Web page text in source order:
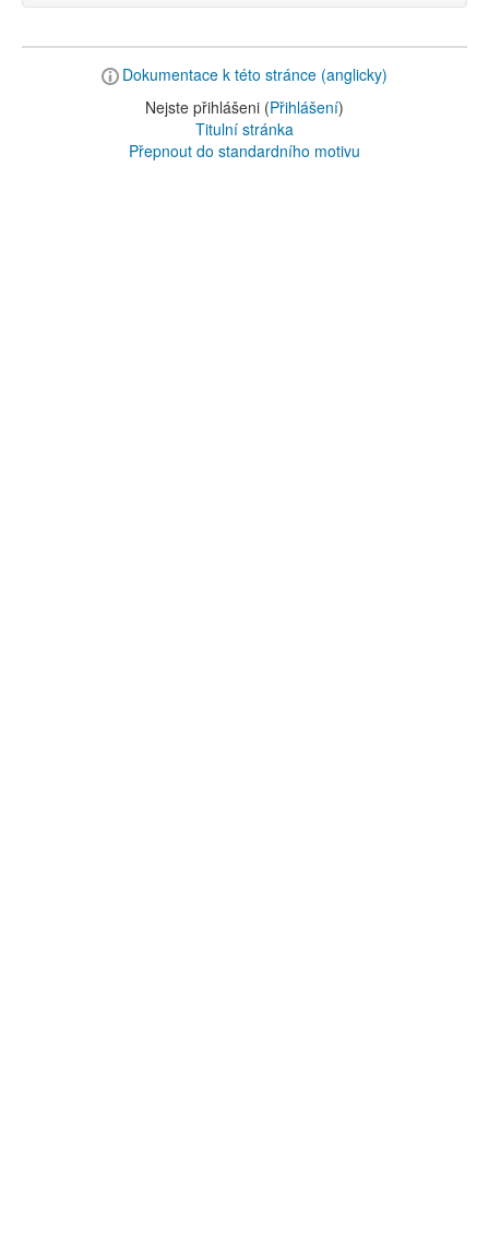
Dokumentace k této stránce (anglicky)
Nejste přihlášeni (Přihlášení)
Titulní stránka
Přepnout do standardního motivu